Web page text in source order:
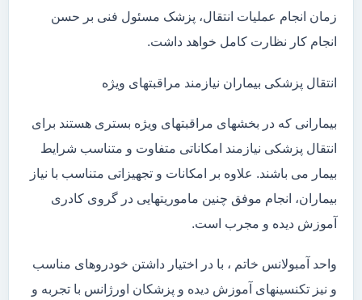
زمان انجام عملیات انتقال، پزشک مسئول فنی بر حسن
انجام کار نظارت کامل خواهد داشت.
انتقال پزشکی بیماران نیازمند مراقبتهای ویژه
بیمارانی که در بخشهای مراقبتهای ویژه بستری هستند برای
انتقال پزشکی نیازمند امکاناتی متفاوت و متناسب شرایط
بیمار می باشند. علاوه بر امکانات و تجهیزاتی متناسب با نیاز
بیماران، انجام موفق چنین ماموریتهایی در گروی کادری
آموزش دیده و مجرب است.
واحد آمبولانس خاتم ، با در اختیار داشتن خودروهای مناسب
و نیز تکنسینهای آموزش دیده و پزشکان اورژانس با تجربه و